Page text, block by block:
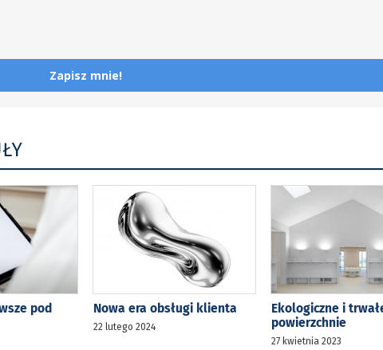
Zapisz mnie!
pod
Nowa era obsługi klienta
22 lutego 2024
Ekologiczne i
powierzchnie
27 kwietnia 2023